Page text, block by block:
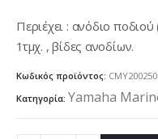
Περιέχει : ανόδιο
1τμχ. , βίδες ανοδίων.
Κωδικός προϊόντος:
Κατηγορία: Yamaha